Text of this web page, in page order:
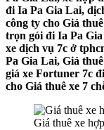
đi Ia Pa Gia Lai,
công ty cho Giá
trọn gói đi Ia Pa
xe dịch vụ 7c ở
Pa Gia Lai, Giá
giá xe Fortuner 7c
cho Giá thuê xe 7
Giá thuê xe